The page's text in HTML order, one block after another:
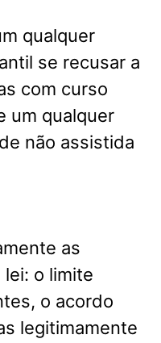
qualquer
se recusar a
com curso
um qualquer
não assistida
as
o limite
o acordo
legitimamente